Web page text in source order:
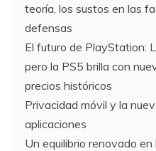
teoría, los sustos en las
defensas
El futuro de PlayStation:
pero la PS5 brilla con
precios históricos
Privacidad móvil y la
aplicaciones
Un equilibrio renovado